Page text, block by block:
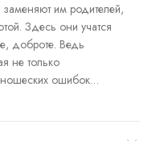
заменяют им родителей,
Здесь они учатся
доброте. Ведь
не только
ошибок…